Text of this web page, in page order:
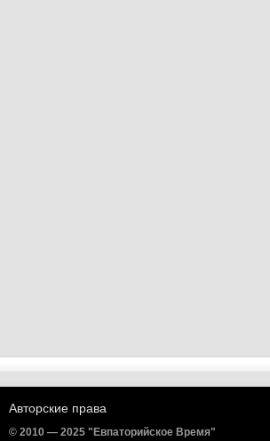
Авторские права
© 2010 — 2025 "Евпаторийское Время"